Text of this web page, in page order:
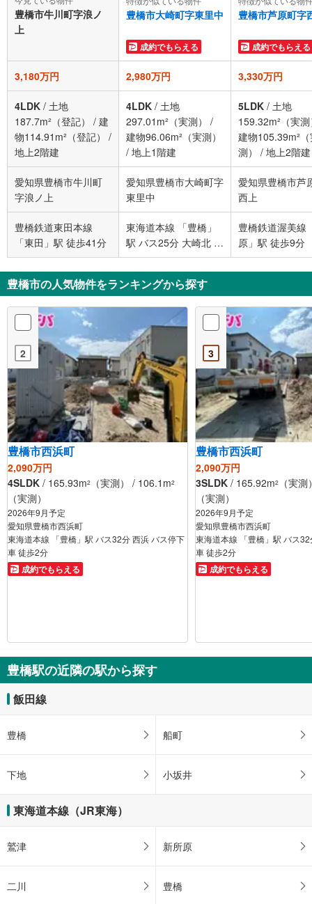
豊橋市牛川町字浪ノ
上
豊橋市大崎町字東里中
成約でもらえる
豊橋市芦原町字
成約でもらえる
3,180万円 2,980万円 3,330万円
4LDK / 土地
187.7m²（登記）
/ 建
物114.91m²（登記）
/
地上2階建
4LDK / 土地
297.01m²（実測）
/
建物96.06m²（実測）
/ 地上1階建
5LDK / 土地
159.32m²（実
建物105.39m²
測）
/ 地上2階建
愛知県豊橋市牛川町
字浪ノ上
愛知県豊橋市大崎町字
東里中
愛知県豊橋市芦
西上
豊橋鉄道東田本線
「東田」駅 徒歩41分
東海道本線 「豊橋」
駅 バス25分 大崎北 バ
ス停下車 徒歩1分
豊橋鉄道渥美線
原」駅 徒歩9分
豊橋市の人気物件をランキングから探す
2
豊橋市西浜町
2,090万円
4SLDK / 165.93m2 （実測） / 106.1m2
（実測）
2026年9月予定
愛知県豊橋市西浜町
東海道本線 「豊橋」駅 バス32分 西浜 バス停下
車 徒歩2分
成約でもらえる
3
豊橋市西浜町
2,090万円
3SLDK / 165.92m2
（実
（実測）
2026年9月予定
愛知県豊橋市西浜町
東海道本線 「豊橋」駅 バス
車 徒歩2分
成約でもらえる
豊橋駅の近隣の駅から探す
飯田線
豊橋 船町
下地 小坂井
東海道本線（JR東海）
鷲津 新所原
二川 豊橋